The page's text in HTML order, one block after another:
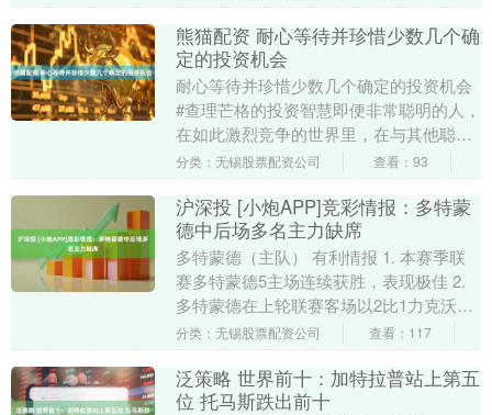
熊猫配资 耐心等待并珍惜少数几个确
定的投资机会
耐心等待并珍惜少数几个确定的投资机会
#查理芒格的投资智慧即便非常聪明的人，
在如此激烈竞争的世界里，在与其他聪明
而勤奋的人竞争时，也只能得到少数真正
分类：无锡股票配资公司 查看：93
沪深投 [小炮APP]竞彩情报：多特蒙
德中后场多名主力缺席
多特蒙德（主队） 有利情报 1. 本赛季联
赛多特蒙德5主场连续获胜，表现极佳 2.
多特蒙德在上轮联赛客场以2比1力克沃尔
夫斯堡，延续了在联赛中的强势表现。球
分类：无锡股票配资公司 查看：117
泛策略 世界前十：加特拉普站上第五
位 托马斯跌出前十